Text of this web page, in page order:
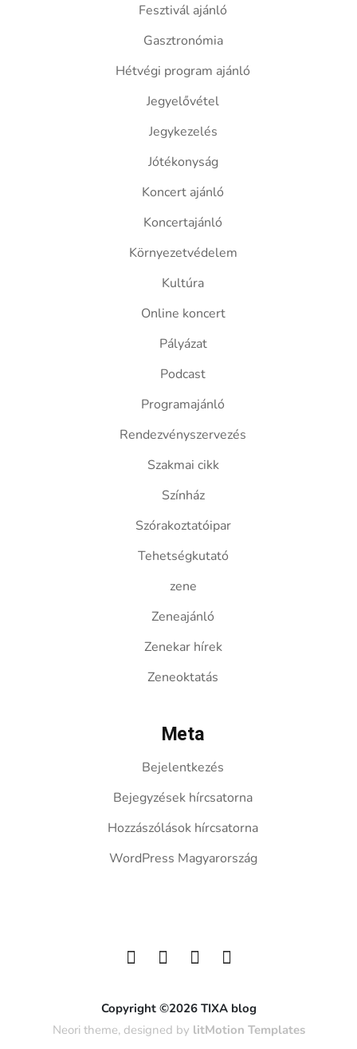
Fesztivál ajánló
Gasztronómia
Hétvégi program ajánló
Jegyelővétel
Jegykezelés
Jótékonyság
Koncert ajánló
Koncertajánló
Környezetvédelem
Kultúra
Online koncert
Pályázat
Podcast
Programajánló
Rendezvényszervezés
Szakmai cikk
Színház
Szórakoztatóipar
Tehetségkutató
zene
Zeneajánló
Zenekar hírek
Zeneoktatás
Meta
Bejelentkezés
Bejegyzések hírcsatorna
Hozzászólások hírcsatorna
WordPress Magyarország
Copyright ©2026 TIXA blog
Neori theme, designed by litMotion Templates